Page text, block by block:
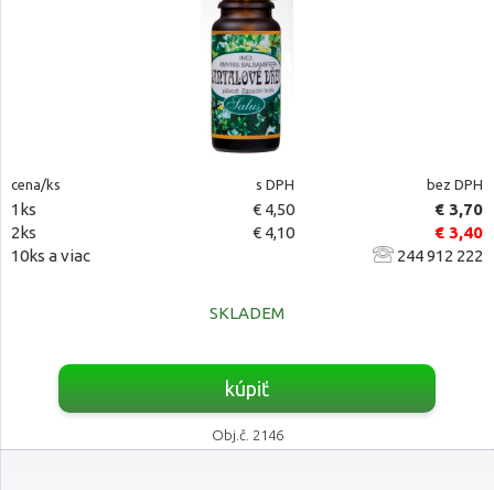
cena/ks s DPH bez DPH
1ks € 4,50
€ 3,70
2ks
€ 4,10
€ 3,40
10ks a viac
244 912 222
SKLADEM
kúpiť
Obj.č. 2146